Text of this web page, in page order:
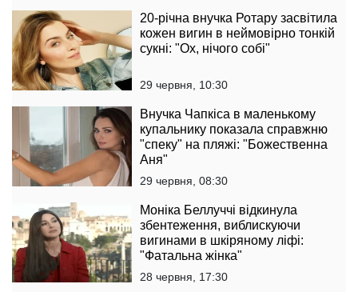
20-річна внучка Ротару засвітила
кожен вигин в неймовірно тонкій
сукні: "Ох, нічого собі"
29 червня, 10:30
Внучка Чапкіса в маленькому
купальнику показала справжню
"спеку" на пляжі: "Божественна
Аня"
29 червня, 08:30
Моніка Беллуччі відкинула
збентеження, виблискуючи
вигинами в шкіряному ліфі:
"Фатальна жінка"
28 червня, 17:30